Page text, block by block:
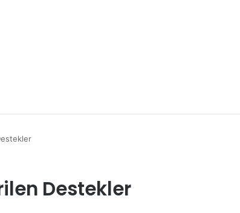
Destekler